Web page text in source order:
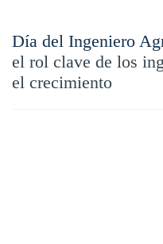
Día del Ingeniero
el rol clave de los
el crecimiento